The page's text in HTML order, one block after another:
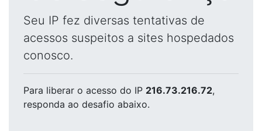
Seu IP fez diversas tentativas de
acessos suspeitos a sites hospedados
conosco.
Para liberar o acesso do IP 216.73.216.72,
responda ao desafio abaixo.